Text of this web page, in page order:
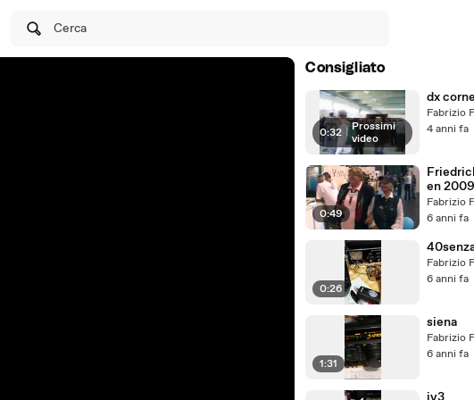
Cerca
Consigliato
0:32 | Prossimi
video
dx
Fabrizio
4 anni fa
0:49
en 2009
Fabrizio
6 anni fa
0:26
Fabrizio
6 anni fa
1:31
siena
Fabrizio
6 anni fa